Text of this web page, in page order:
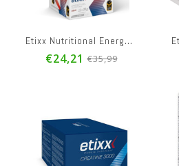
€17,45
€29,99
€25,19
€35,99
Etixx Nutritional Energy Gel Cola 12x38g
€24,21 €35,99